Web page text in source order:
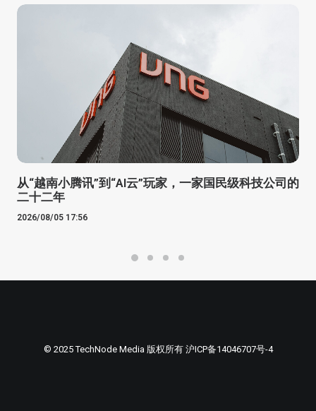
从“越南小腾讯”到“AI云”玩家，一家国民级科技公司的
二十二年
2026/08/05 17:56
© 2025 TechNode Media 版权所有 沪ICP备14046707号-4